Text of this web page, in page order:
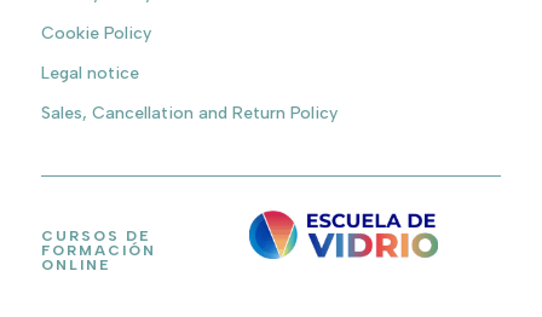
Cookie Policy
Legal notice
Sales, Cancellation and Return Policy
CURSOS DE
FORMACIÓN
ONLINE